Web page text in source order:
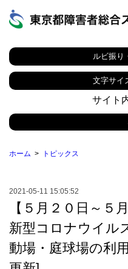
ルビ振り
文字サイ
サイト
ホーム トピックス
2021-05-11 15:05:52
【５月２０日～５
新型コロナウイル
動場・庭球場の利